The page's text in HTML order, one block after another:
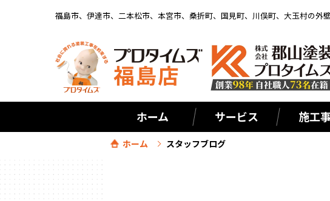
福島市、伊達市、二本松市、本宮市、桑折町、国見町、川俣町、大玉村の外
ホーム サービス 施工
ホーム スタッフブログ